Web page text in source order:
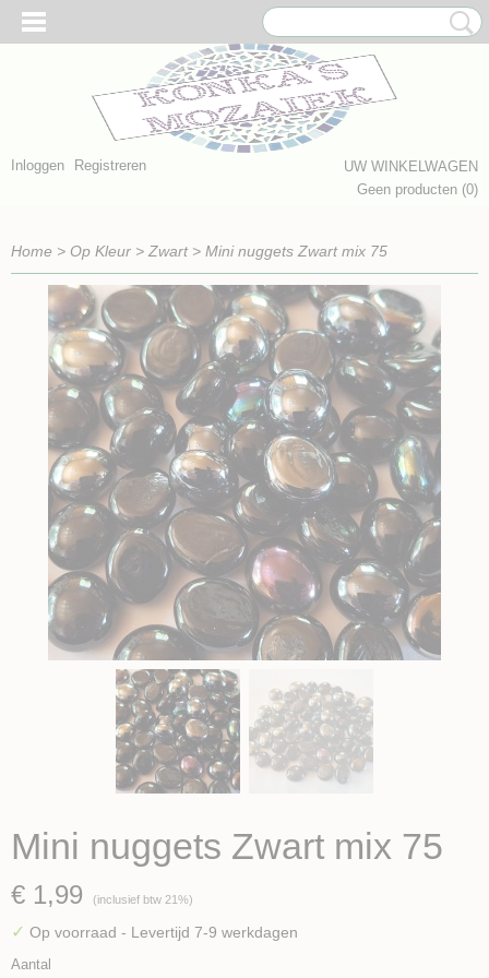
Inloggen Registreren
UW WINKELWAGEN
Geen producten (0)
Home > Op Kleur > Zwart> Mini nuggets Zwart mix 75
Mini nuggets Zwart mix 75
€ 1,99 (inclusief btw 21%)
✓ Op voorraad - Levertijd 7-9 werkdagen
Aantal